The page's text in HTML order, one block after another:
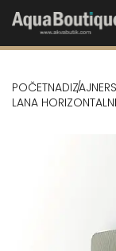
POČETNA
LANA